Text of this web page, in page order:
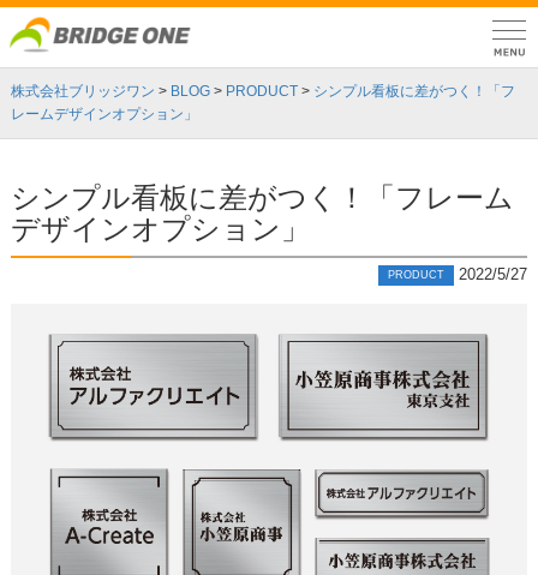
株式会社ブリッジワン > BLOG > PRODUCT > シンプル看板に差がつく！「フ
レームデザインオプション」
シンプル看板に差がつく！「フレーム
デザインオプション」
PRODUCT 2022/5/27